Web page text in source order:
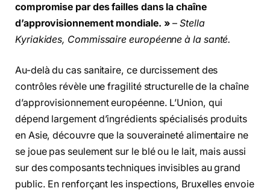
compromise par des failles dans la chaîne
d’approvisionnement mondiale. » –Stella
Kyriakides, Commissaire européenne à la santé.
Au-delà du cas sanitaire, ce durcissement des
contrôles révèle une fragilité structurelle de la chaîne
d’approvisionnement européenne. L’Union, qui
dépend largement d’ingrédients spécialisés produits
en Asie, découvre que la souveraineté alimentaire ne
se joue pas seulement sur le blé ou le lait, mais aussi
sur des composants techniques invisibles au grand
public. En renforçant les inspections, Bruxelles envoie